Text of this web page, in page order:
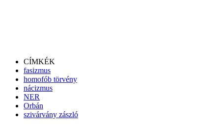
CÍMKÉK
fasizmus
homofób törvény
nácizmus
NER
Orbán
szivárvány zászló